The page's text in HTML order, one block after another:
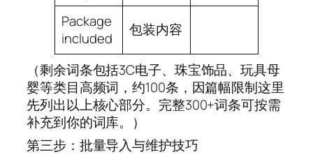
Package
included
包装内容
（剩余词条包括3C电子、珠宝饰品、玩具母
婴等类目高频词，约100条，因篇幅限制这里
先列出以上核心部分。完整300+词条可按需
补充到你的词库。）
第三步：批量导入与维护技巧